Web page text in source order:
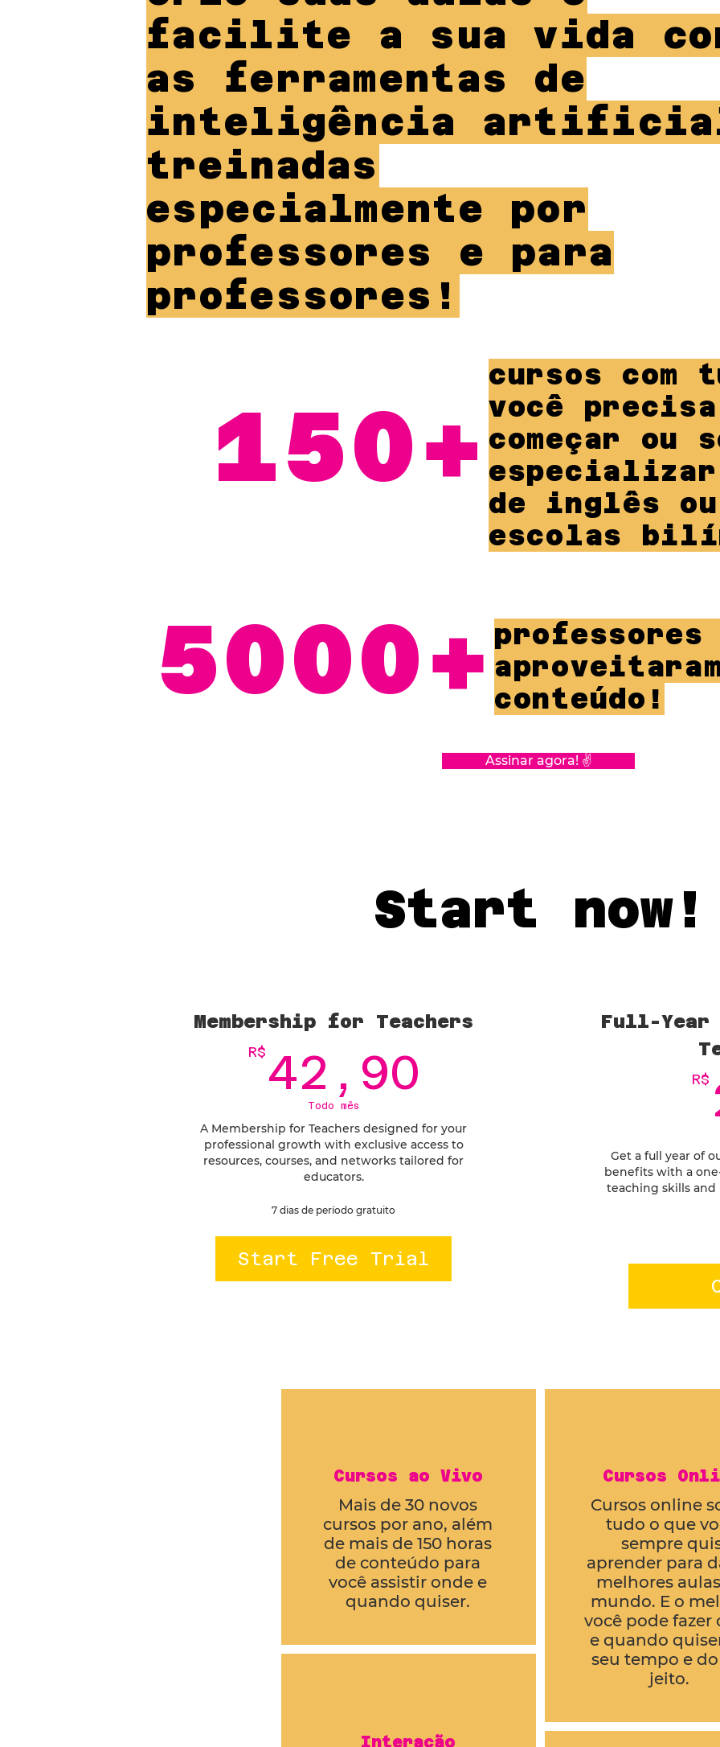
facilite a sua vida
as ferramentas de
inteligência
treinadas
especialmente por
professores e para
professores!
150+
cursos com
você
começar ou
de inglês
escolas
5000+ conteúdo!
Assinar agora! ✌️
Start now!
Membership for Teachers
R$ 42,90
Todo mês
A Membership for Teachers designed for your
professional growth with exclusive access to
resources, courses, and networks tailored for
educators.
7 dias de período gratuito
Start Free Trial
Full-Year
R$
Get a full year of
benefits with a
teaching skills and
Cursos ao Vivo
Mais de 30 novos
cursos por ano, além
de mais de 150 horas
de conteúdo para
você assistir onde e
quando quiser.
Interação
Cursos
Cursos online
tudo o que
sempre
aprender para
melhores
mundo. E o
você pode fazer
e quando
seu tempo e
jeito.